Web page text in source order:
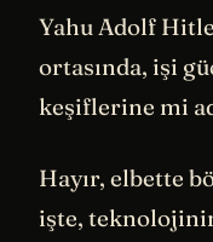
Yahu Adolf
ortasında, işi
keşiflerine mi
Hayır, elbette
işte,